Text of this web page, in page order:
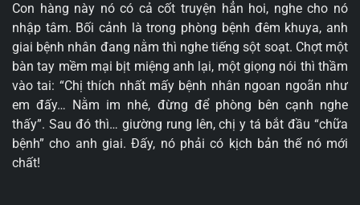
Con hàng này nó có cả cốt truyện hẳn hoi, nghe cho nó
nhập tâm. Bối cảnh là trong phòng bệnh đêm khuya, anh
giai bệnh nhân đang nằm thì nghe tiếng sột soạt. Chợt một
bàn tay mềm mại bịt miệng anh lại, một giọng nói thì thầm
vào tai: “Chị thích nhất mấy bệnh nhân ngoan ngoãn như
em đấy… Nằm im nhé, đừng để phòng bên cạnh nghe
thấy”. Sau đó thì… giường rung lên, chị y tá bắt đầu “chữa
bệnh” cho anh giai. Đấy, nó phải có kịch bản thế nó mới
chất!